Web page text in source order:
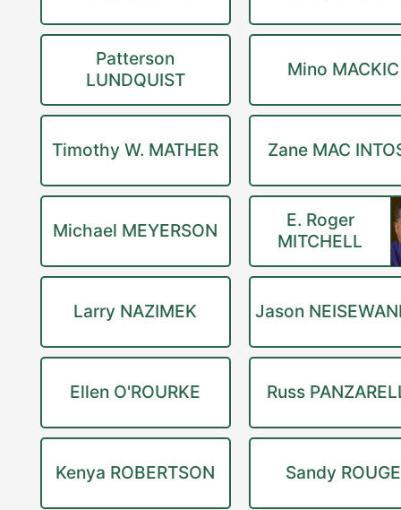
Patterson
LUNDQUIST
Mino MACKIC
Timothy W. MATHER Zane MAC
Michael MEYERSON
E. Roger
MITCHELL
Larry NAZIMEK Jason
Ellen O'ROURKE Russ
Kenya ROBERTSON Sandy ROUGE